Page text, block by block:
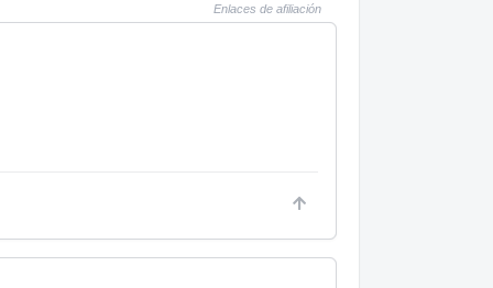
Enlaces de afiliación